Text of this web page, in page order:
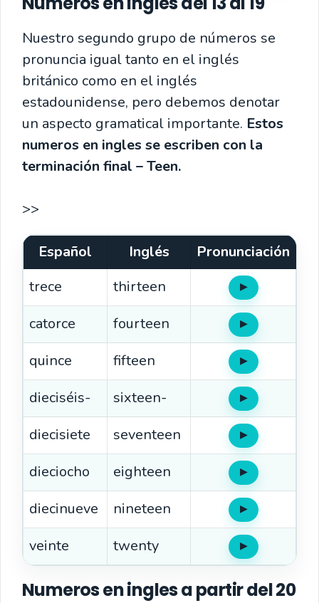
Nuestro segundo grupo de números se
pronuncia igual tanto en el inglés
británico como en el inglés
estadounidense, pero debemos denotar
un aspecto gramatical importante. Estos
numeros en ingles se escriben con la
terminación final – Teen.
>>
Español Inglés
Pronunciación
trece
thirteen ▶Oír
catorce fourteen ▶Oír
quince fifteen ▶Oír
dieciséis- sixteen- ▶Oír
diecisiete seventeen ▶Oír
dieciocho eighteen ▶Oír
diecinueve nineteen ▶Oír
veinte twenty ▶Oír
Numeros en ingles a partir del 20